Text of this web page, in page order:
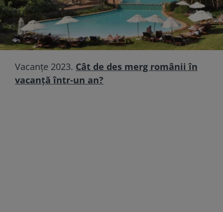
Vacanţe 2023. Cât de des merg românii în
vacanță într-un an?